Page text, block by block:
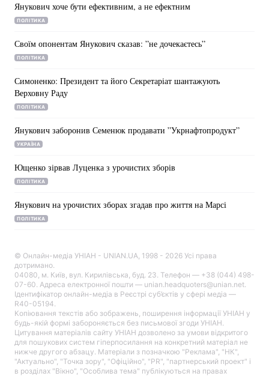
Янукович хоче бути ефективним, а не ефектним
ПОЛІТИКА
Своїм опонентам Янукович сказав: ”не дочекаєтесь”
ПОЛІТИКА
Симоненко: Президент та його Секретаріат шантажують
Верховну Раду
ПОЛІТИКА
Янукович заборонив Семенюк продавати ”Укрнафтопродукт”
УКРАЇНА
Ющенко зірвав Луценка з урочистих зборів
ПОЛІТИКА
Янукович на урочистих зборах згадав про життя на Марсі
ПОЛІТИКА
© Онлайн-медіа УНІАН - UNIAN.UA, 1998 - 2026 Усі права
дотримано.
04080, м. Київ, вул. Кирилівська, буд. 23. Телефон — +38 (044) 498-
07-60. Адреса електронної пошти — unian.headquoters@unian.net.
Ідентифікатор онлайн-медіа в Реєстрі суб’єктів у сфері медіа —
R40-05194.
Копіювання текстів або зображень, поширення інформації УНІАН у
будь-якій формі забороняється без письмової згоди УНІАН.
Цитування матеріалів сайту УНІАН дозволено за умови відкритого
для пошукових систем гіперпосилання на конкретний матеріал не
нижче другого абзацу. Матеріали з позначкою "Реклама", "НК",
"Актуально", "Точка зору", "Офіційно", "PR", "партнерський проект" і
в розділах "Вікно", "Особлива тема" публікуються на правах